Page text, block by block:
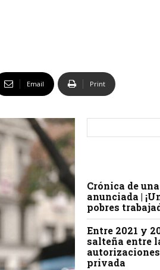
Email Print
Crónica de
anunciada |
pobres
Entre 2021 y
salteña entre
privada